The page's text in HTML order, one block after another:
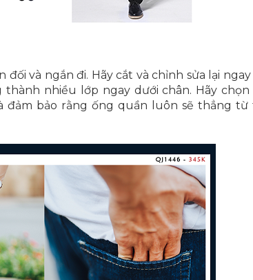
và ngắn đi. Hãy cắt và chỉnh sửa lại
nhiều lớp ngay dưới chân. Hãy chọn
đảm bảo rằng ống quần luôn sẽ thẳng từ